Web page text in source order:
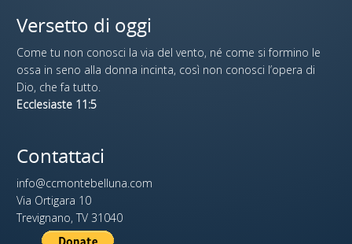
Versetto di oggi
Come tu non conosci la via del vento, né come si formino le
ossa in seno alla donna incinta, così non conosci l’opera di
Dio, che fa tutto.
Ecclesiaste 11:5
Contattaci
info@ccmontebelluna.com
Via Ortigara 10
Trevignano, TV 31040